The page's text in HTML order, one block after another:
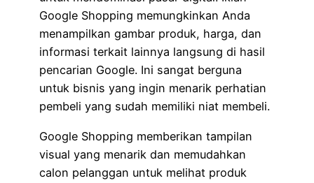
Google Shopping memungkinkan Anda
menampilkan gambar produk, harga, dan
informasi terkait lainnya langsung di hasil
pencarian Google. Ini sangat berguna
untuk bisnis yang ingin menarik perhatian
pembeli yang sudah memiliki niat membeli.
Google Shopping memberikan tampilan
visual yang menarik dan memudahkan
calon pelanggan untuk melihat produk